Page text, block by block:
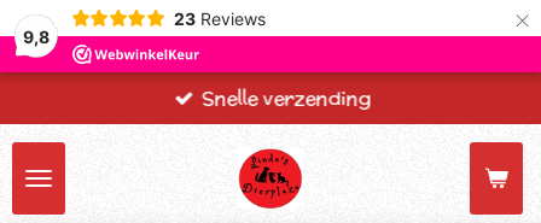
9,8
23 Reviews ×
Snelle verzending